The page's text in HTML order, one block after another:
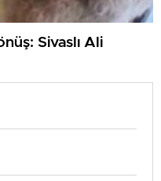
Sivaslı Ali